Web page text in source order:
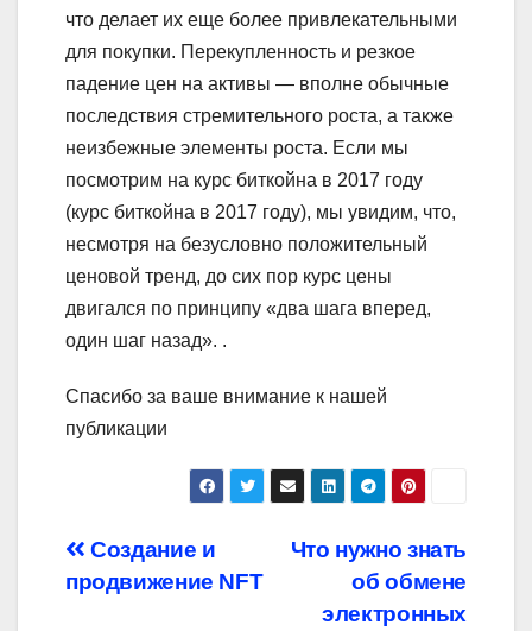
что делает их еще более привлекательными
для покупки. Перекупленность и резкое
падение цен на активы — вполне обычные
последствия стремительного роста, а также
неизбежные элементы роста. Если мы
посмотрим на курс биткойна в 2017 году
(курс биткойна в 2017 году), мы увидим, что,
несмотря на безусловно положительный
ценовой тренд, до сих пор курс цены
двигался по принципу «два шага вперед,
один шаг назад». .
Спасибо за ваше внимание к нашей
публикации
Навигация
по
Что нужно знать
об обмене
электронных
Создание и
продвижение NFT